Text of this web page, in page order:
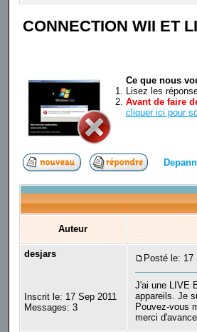
CONNECTION WII ET
Ce que nous
Lisez les
Avant de faire
cliquer ici pour
Auteur
desjars
Inscrit le: 17 Sep 2011
Messages: 3
Posté le: 17
J'ai une LIVE
appareils. Je
Pouvez-vous
merci d'avance